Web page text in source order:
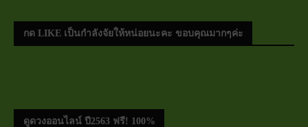
กด LIKE เป็นกำลังจัยให้หน่อยนะคะ ขอบคุณมากๆค่ะ
ดูดวงออนไลน์ ปี2563 ฟรี! 100%